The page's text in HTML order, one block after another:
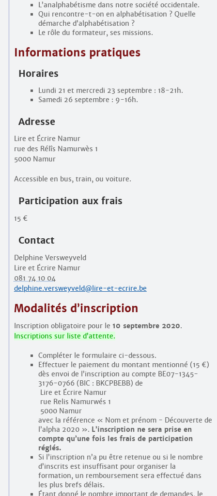
L’analphabétisme dans notre société occidentale.
Qui rencontre-t-on en alphabétisation ? Quelle
démarche d’alphabétisation ?
Le rôle du formateur, ses missions.
Informations pratiques
Horaires
Lundi 21 et mercredi 23 septembre : 18-21h.
Samedi 26 septembre : 9-16h.
Adresse
Lire et Écrire Namur
rue des Rélîs Namurwès 1
5000 Namur
Accessible en bus, train, ou voiture.
Participation aux frais
15 €
Contact
Delphine Versweyveld
Lire et Écrire Namur
081 74 10 04
delphine.versweyveld@lire-et-ecrire.be
Modalités d’inscription
Inscription obligatoire pour le 10 septembre 2020.
Inscriptions sur liste d’attente.
Compléter le formulaire ci-dessous.
Effectuer le paiement du montant mentionné (15 €)
dès envoi de l’inscription au compte BE07-1345-
3176-0766 (BIC : BKCPBEBB) de
Lire et Écrire Namur
rue Relis Namurwés 1
5000 Namur
avec la référence « Nom et prénom - Découverte de
l’alpha 2020 ». L’inscription ne sera prise en
compte qu’une fois les frais de participation
réglés.
Si l’inscription n’a pu être retenue ou si le nombre
d’inscrits est insuffisant pour organiser la
formation, un remboursement sera effectué dans
les plus brefs délais.
Étant donné le nombre important de demandes, le